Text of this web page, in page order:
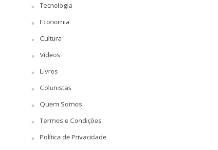
Tecnologia
Economia
Cultura
Vídeos
Livros
Colunistas
Quem Somos
Termos e Condições
Política de Privacidade